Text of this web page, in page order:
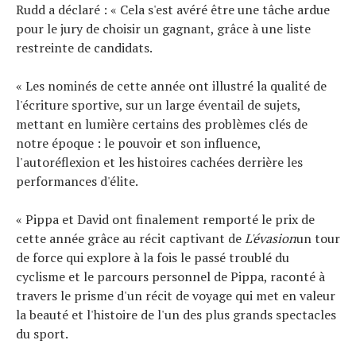
Rudd a déclaré : « Cela s'est avéré être une tâche ardue
pour le jury de choisir un gagnant, grâce à une liste
restreinte de candidats.
« Les nominés de cette année ont illustré la qualité de
l'écriture sportive, sur un large éventail de sujets,
mettant en lumière certains des problèmes clés de
notre époque : le pouvoir et son influence,
l'autoréflexion et les histoires cachées derrière les
performances d'élite.
« Pippa et David ont finalement remporté le prix de
cette année grâce au récit captivant deL'évasionun tour
de force qui explore à la fois le passé troublé du
cyclisme et le parcours personnel de Pippa, raconté à
travers le prisme d'un récit de voyage qui met en valeur
la beauté et l'histoire de l'un des plus grands spectacles
du sport.